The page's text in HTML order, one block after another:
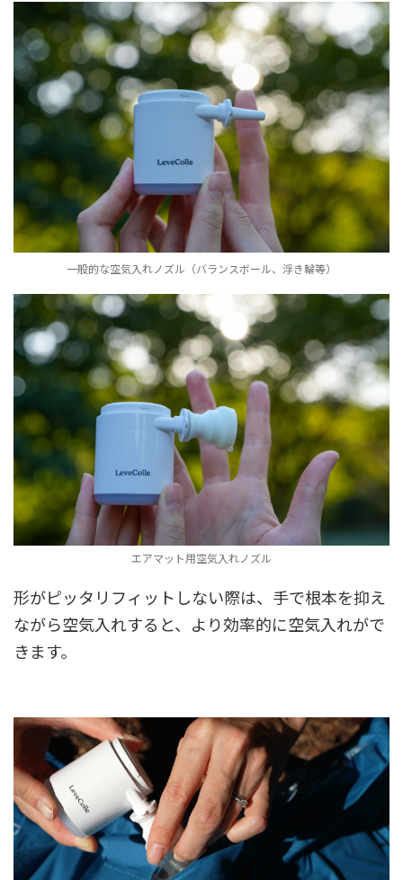
一般的な空気入れノズル（バランスボール、浮き輪等）
エアマット用空気入れノズル
形がピッタリフィットしない際は、手で根本を抑え
ながら空気入れすると、より効率的に空気入れがで
きます。